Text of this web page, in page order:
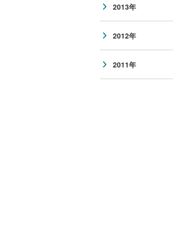
2013年
2012年
2011年